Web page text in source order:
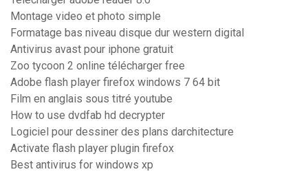
Montage video et photo simple
Formatage bas niveau disque dur western digital
Antivirus avast pour iphone gratuit
Zoo tycoon 2 online télécharger free
Adobe flash player firefox windows 7 64 bit
Film en anglais sous titré youtube
How to use dvdfab hd decrypter
Logiciel pour dessiner des plans darchitecture
Activate flash player plugin firefox
Best antivirus for windows xp